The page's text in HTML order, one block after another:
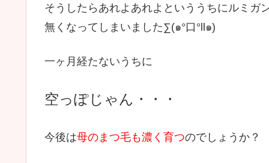
そうしたらあれよあれよといううちにルミガ
無くなってしまいました∑(๑°口°ll๑)
一ヶ月経たないうちに
空っぽじゃん・・・
今後は母のまつ毛も濃く育つのでしょうか？